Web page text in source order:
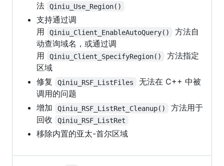
法
Qiniu_Use_Region()
支持通过调
用
Qiniu_Client_EnableAutoQuery()
方法自
动查询域名，或通过调
用
Qiniu_Client_SpecifyRegion()
方法指定
区域
修复
Qiniu_RSF_ListFiles
无法在 C++ 中被
调用的问题
增加
Qiniu_RSF_ListRet_Cleanup()
方法用于
回收
Qiniu_RSF_ListRet
移除内置的亚太-首尔区域